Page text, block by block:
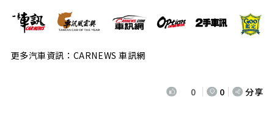
更多汽車資訊：CARNEWS 車訊網
0 0 分享